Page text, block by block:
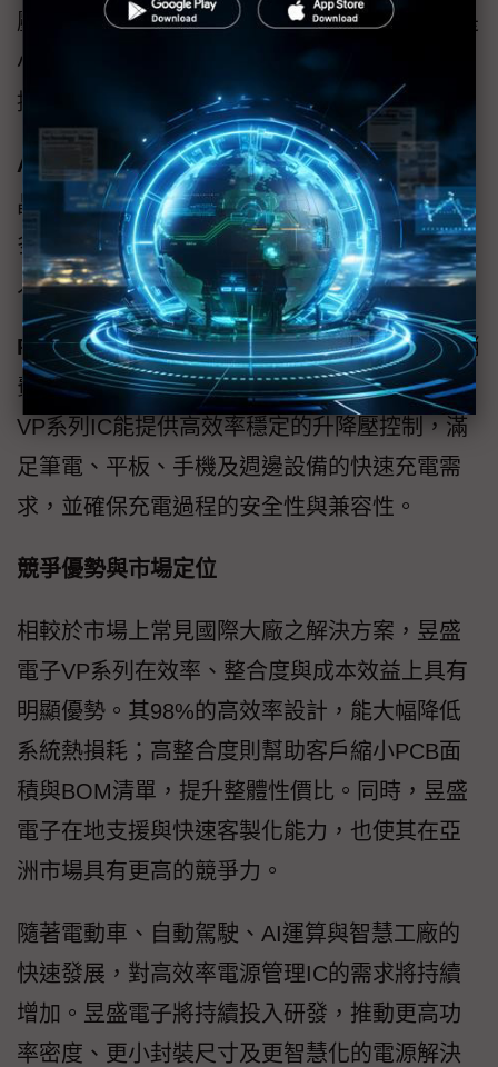
壓系列能完美適配各種DCDC模組設計，無論是
小型工業電源磚還是高功率電源供應器，都能
提供穩定且高效率的解決方案。
AI機器人：智慧機器人需要同時驅動高效能AI
晶片、伺服馬達及多種感測器。VP系列IC能為
多路電源需求提供最佳化解決方案，確保機器
人在高運算負載及長時間工作下依然穩定。
PD3.1快充：USB-C PD3.1快充已成為新一代消
費電子的核心，單一接口最高可達240W功率。
VP系列IC能提供高效率穩定的升降壓控制，滿
足筆電、平板、手機及週邊設備的快速充電需
求，並確保充電過程的安全性與兼容性。
競爭優勢與市場定位
相較於市場上常見國際大廠之解決方案，昱盛
電子VP系列在效率、整合度與成本效益上具有
明顯優勢。其98%的高效率設計，能大幅降低
系統熱損耗；高整合度則幫助客戶縮小PCB面
積與BOM清單，提升整體性價比。同時，昱盛
電子在地支援與快速客製化能力，也使其在亞
洲市場具有更高的競爭力。
隨著電動車、自動駕駛、AI運算與智慧工廠的
快速發展，對高效率電源管理IC的需求將持續
增加。昱盛電子將持續投入研發，推動更高功
率密度、更小封裝尺寸及更智慧化的電源解決